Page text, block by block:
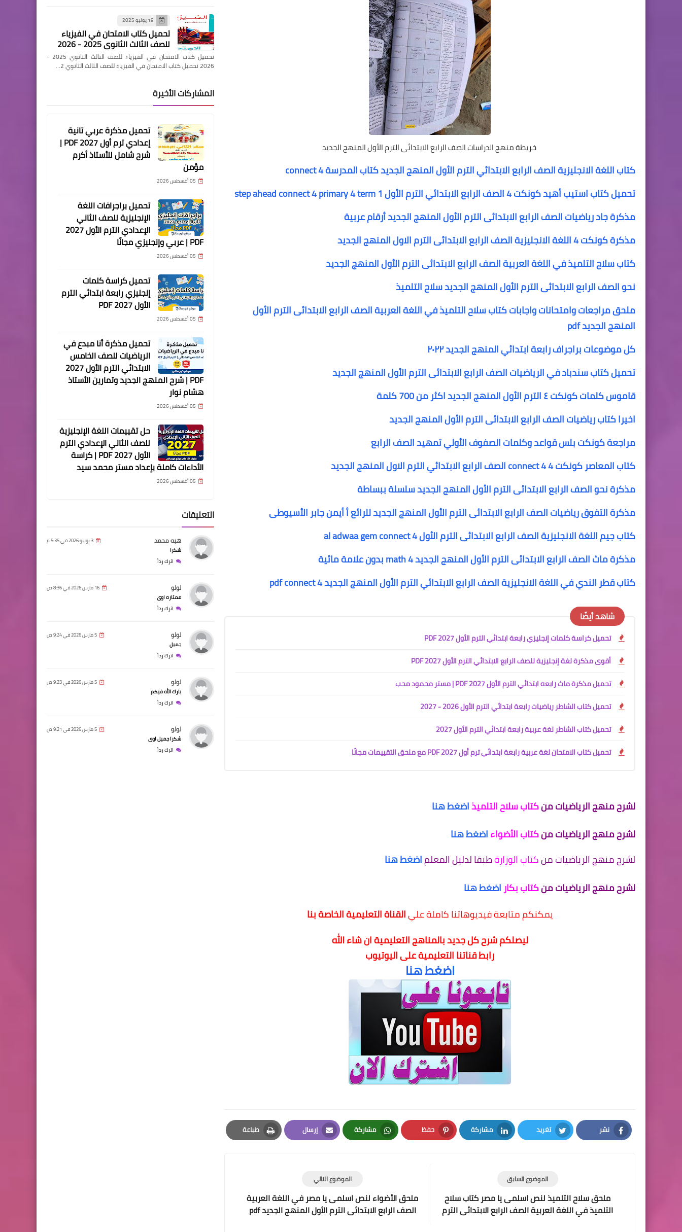
خريطة منهج الدراسات الصف الرابع الابتدائى الترم الأول المنهج الجديد
كتاب اللغة الانجليزية الصف الرابع الابتدائي الترم الأول المنهج الجديد كتاب المدرسة connect 4
تحميل كتاب استيب أهيد كونكت 4 الصف الرابع الابتدائي الترم الأول step ahead connect 4 primary 4 term 1
مذكرة جاد رياضيات الصف الرابع الابتدائى الترم الأول المنهج الجديد أرقام عربية
مذكرة كونكت 4 اللغة الانجليزية الصف الرابع الابتدائى الترم الاول المنهج الجديد
كتاب سلاح التلميذ في اللغة العربية الصف الرابع الابتدائى الترم الأول المنهج الجديد
نحو الصف الرابع الابتدائى الترم الأول المنهج الجديد سلاح التلميذ
ملحق مراجعات وامتحانات واجابات كتاب سلاح التلميذ في اللغة العربية الصف الرابع الابتدائى الترم الأول
المنهج الجديد pdf
كل موضوعات براجراف رابعة ابتدائي المنهج الجديد ٢٠٢٢
تحميل كتاب سندباد في الرياضيات الصف الرابع الابتدائى الترم الأول المنهج الجديد
قاموس كلمات كونكت ٤ الترم الأول المنهج الجديد اكثر من 700 كلمة
اخيرا كتاب رياضيات الصف الرابع الابتدائى الترم الأول المنهج الجديد
مراجعة كونكت بلس قواعد وكلمات الصفوف الأولي تمهيد الصف الرابع
كتاب المعاصر كونكت 4 connect 4 الصف الرابع الابتدائي الترم الاول المنهج الجديد
مذكرة نحو الصف الرابع الابتدائى الترم الأول المنهج الجديد سلسلة ببساطة
مذكرة التفوق رياضيات الصف الرابع الابتدائى الترم الأول المنهج الجديد للرائع أ أيمن جابر الأسيوطى
كتاب جيم اللغة الانجليزية الصف الرابع الابتدائى الترم الأول al adwaa gem connect 4
مذكرة ماث الصف الرابع الابتدائى الترم الأول المنهج الجديد 4 math بدون علامة مائية
كتاب قطر الندي في اللغة الانجليزية الصف الرابع الابتدائي الترم الأول المنهج الجديد pdf connect 4
شاهد أيضًا
تحميل كراسة كلمات إنجليزي رابعة ابتدائي الترم الأول 2027 PDF
أقوى مذكرة لغة إنجليزية للصف الرابع الابتدائي الترم الأول 2027 PDF
تحميل مذكرة ماث رابعه ابتدائي الترم الأول 2027 PDF | مستر محمود محب
تحميل كتاب الشاطر رياضيات رابعة ابتدائي الترم الأول 2026 - 2027
تحميل كتاب الشاطر لغة عربية رابعة ابتدائي الترم الأول 2027
تحميل كتاب الامتحان لغة عربية رابعة ابتدائي ترم أول 2027 PDF مع ملحق التقييمات مجانًا
لشرح منهج الرياضيات منكتاب سلاح التلميذاضغط هنا
لشرح منهج الرياضيات منكتاب الأضواءاضغط هنا
لشرح منهج الرياضيات منكتاب الوزارةطبقا لدليل المعلماضغط هنا
لشرح منهج الرياضيات منكتاب بكاراضغط هنا
يمكنكم متابعة فيديوهاتنا كاملة عليالقناة التعليمية الخاصة بنا
ليصلكم شرح كل جديد بالمناهج التعليميةان شاء الله
رابط قناتنا التعليمية على اليوتيوب
اضغط هنا
نشر
Facebook
تغريد
Twitter
مشاركة
LinkedIn
حفظ
Pinterest
مشاركة
Whatsapp
إرسال
Email
طباعة
Print
الموضوع التالي
ملحق الأضواء لنص اسلمى يا مصر في اللغة العربية
الصف الرابع الابتدائى الترم الأول المنهج الجديد pdf
الموضوع السابق
ملحق سلاح التلميذ لنص اسلمى يا مصر كتاب سلاح
التلميذ في اللغة العربية الصف الرابع الابتدائى الترم
19 يوليو 2025
تحميل كتاب الامتحان في الفيزياء
للصف الثالث الثانوي 2025 - 2026
تحميل كتاب الامتحان في الفيزياء للصف الثالث الثانوي 2025 -
2026 تحميل كتاب الامتحان في الفيزياء للصف الثالث الثانوي 2…
المشاركات الأخيرة
تحميل مذكرة عربي تانية
إعدادي ترم أول 2027 PDF |
شرح شامل للأستاذ أكرم
مؤمن
05 أغسطس 2026
تحميل براجرافات اللغة
الإنجليزية للصف الثاني
الإعدادي الترم الأول 2027
PDF | عربي وإنجليزي مجانًا
05 أغسطس 2026
تحميل كراسة كلمات
إنجليزي رابعة ابتدائي الترم
الأول 2027 PDF
05 أغسطس 2026
تحميل مذكرة أنا مبدع في
الرياضيات للصف الخامس
الابتدائي الترم الأول 2027
PDF | شرح المنهج الجديد وتمارين الأستاذ
هشام نوار
05 أغسطس 2026
حل تقييمات اللغة الإنجليزية
للصف الثاني الإعدادي الترم
الأول 2027 PDF | كراسة
الأداءات كاملة بإعداد مستر محمد سيد
05 أغسطس 2026
التعليقات
هبه محمد 3 يونيو 2026 في 5:35 م
شكرا
اترك رداً
لولو 16 مارس 2026 في 8:36 ص
ممتازه اوى
اترك رداً
لولو 5 مارس 2026 في 9:24 ص
جميل
اترك رداً
لولو 5 مارس 2026 في 9:23 ص
بارك الله فيكم
اترك رداً
لولو 5 مارس 2026 في 9:21 ص
شكرا جميل اوى
اترك رداً